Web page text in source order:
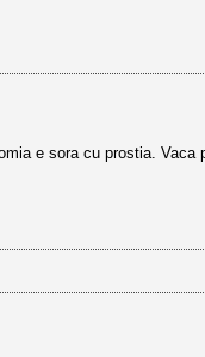
e sora cu prostia. Vaca